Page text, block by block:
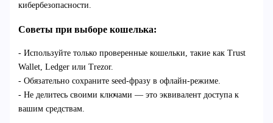
кибербезопасности.
Советы при выборе кошелька:
- Используйте только проверенные кошельки, такие как Trust
Wallet, Ledger или Trezor.
- Обязательно сохраните seed-фразу в офлайн-режиме.
- Не делитесь своими ключами — это эквивалент доступа к
вашим средствам.